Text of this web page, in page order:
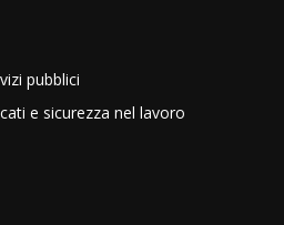
pubblici
e sicurezza nel lavoro